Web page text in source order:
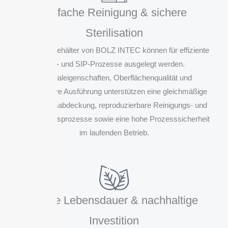
Einfache Reinigung & sichere
Sterilisation
Hastelloy Behälter von BOLZ INTEC können für effiziente
CIP- und SIP-Prozesse ausgelegt werden.
Materialeigenschaften, Oberflächenqualität und
konstruktive Ausführung unterstützen eine gleichmäßige
Reinigungsabdeckung, reproduzierbare Reinigungs- und
Sterilisationsprozesse sowie eine hohe Prozesssicherheit
im laufenden Betrieb.
Lange Lebensdauer & nachhaltige
Investition